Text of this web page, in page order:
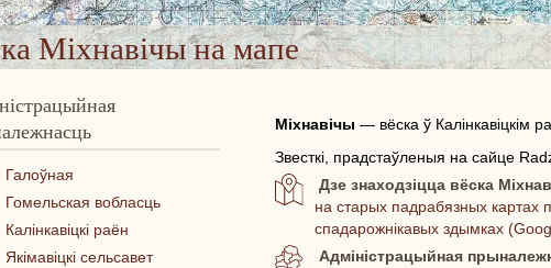
Міхнавічына мапе
Галоўная
Гомельская вобласць
Калінкавіцкі раён
Якімавіцкі сельсавет
Міхнавічы — вёска ў Калінкавіцкім
Звесткі, прадстаўленыя на сайце
Дзе знаходзіцца вёска
на старых падрабязных картах
спадарожнікавых здымках
Адміністрацыйная